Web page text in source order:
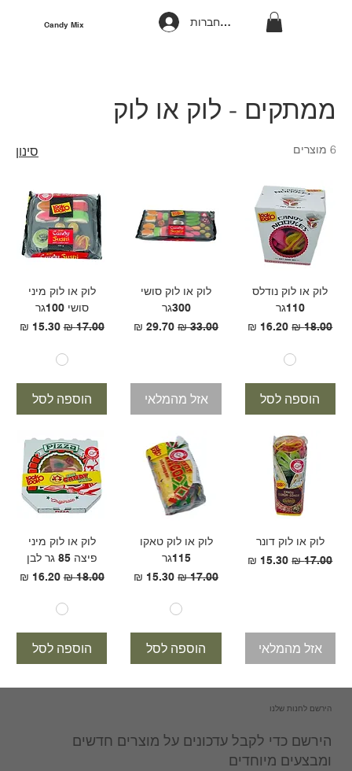
להתחברות Candy Mix
ממתקים - לוק או לוק
6 מוצרים סינון
לוק או לוק נודלס
110גר
מחיר רגיל‏18.00 ‏₪ מחיר מבצע
הוספה לסל
לוק או לוק סושי
300גר
מחיר רגיל מחיר מבצע
אזל מהמלאי
לוק או לוק מיני
סושי 100גר
מחיר רגיל‏17.00 ‏₪ מחיר מבצע‏15.30 ‏₪
הוספה לסל
לוק או לוק דונר
מחיר רגיל‏17.00 ‏₪ מחיר מבצע
אזל מהמלאי
לוק או לוק טאקו
115גר
מחיר רגיל מחיר מבצע
הוספה לסל
לוק או לוק מיני
פיצה 85 גר לבן
מחיר רגיל‏18.00 ‏₪ מחיר מבצע‏16.20 ‏₪
הוספה לסל
הירשם כדי לקבל עדכונים על מוצרים חדשים
ומבצעים מיוחדים
הירשם לחנות שלנו